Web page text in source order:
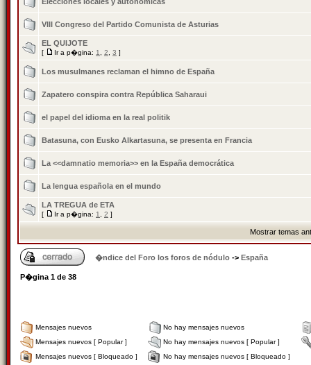
VIII Congreso del Partido Comunista de Asturias
EL QUIJOTE
[ Ir a p�gina: 1 2 3 ]
Los musulmanes reclaman el himno de España
Zapatero conspira contra República Saharaui
el papel del idioma en la real politik
Batasuna, con Eusko Alkartasuna, se presenta en Francia
La <<damnatio memoria>> en la España democrática
La lengua española en el mundo
LA TREGUA de ETA
[ Ir a p�gina: 1 2 ]
Mostrar temas
�ndice del Foro los foros de nódulo -> España
P�gina 1 de 38
Mensajes nuevos
No hay mensajes nuevos
Mensajes nuevos [ Popular ]
No hay mensajes nuevos [ Popular ]
Mensajes nuevos [ Bloqueado ]
No hay mensajes nuevos [ Bloqueado ]